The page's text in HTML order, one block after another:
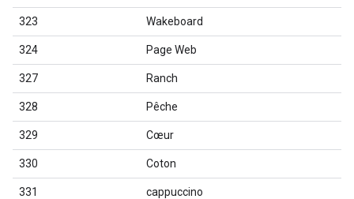
323 Wakeboard
324 Page Web
327 Ranch
328 Pêche
329 Cœur
330 Coton
331 cappuccino